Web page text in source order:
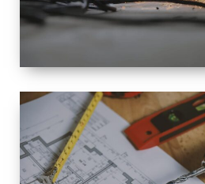
ESPACE
RÉNOVATION
INTÉRIEURE ET
EXTÉRIEURE